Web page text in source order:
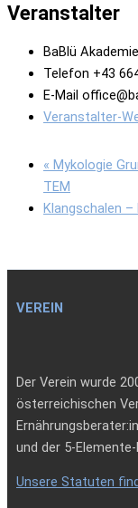
Veranstalter
BaBlü Akademie
Telefon +43
E-Mail
Veranstalter-
« Mykologie
TEM
Klangschalen –
VEREIN
Der Verein wurde
österreichischen
und der 5-
Unsere Statuten